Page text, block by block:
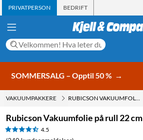
PRIVATPERSON BEDRIFT
SOMMERSALG – Opptil 50 % →
VAKUUMPAKKERE RUBICSON VAKUUMFOLIE PÅ RULL 22 CM
Rubicson Vakuumfolie på rull 22 cm
4.5